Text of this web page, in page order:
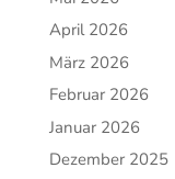
April 2026
März 2026
Februar 2026
Januar 2026
Dezember 2025